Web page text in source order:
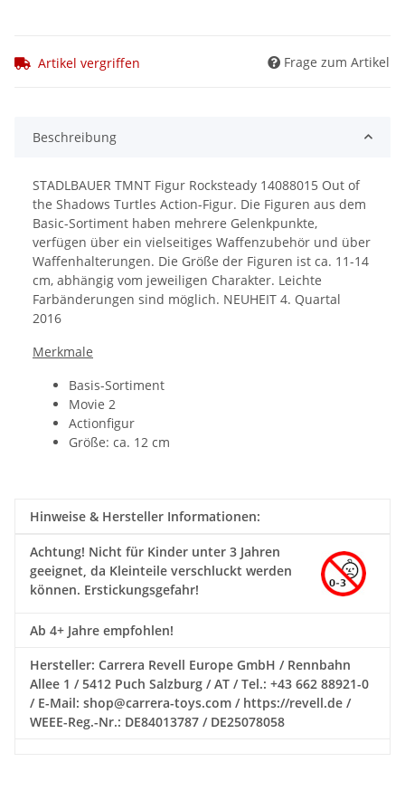
Artikel vergriffen Frage zum Artikel
Beschreibung
STADLBAUER TMNT Figur Rocksteady 14088015 Out of
the Shadows Turtles Action-Figur. Die Figuren aus dem
Basic-Sortiment haben mehrere Gelenkpunkte,
verfügen über ein vielseitiges Waffenzubehör und über
Waffenhalterungen. Die Größe der Figuren ist ca. 11-14
cm, abhängig vom jeweiligen Charakter. Leichte
Farbänderungen sind möglich. NEUHEIT 4. Quartal
2016
Merkmale
Basis-Sortiment
Movie 2
Actionfigur
Größe: ca. 12 cm
Hinweise & Hersteller Informationen:
Achtung! Nicht für Kinder unter 3 Jahren
geeignet, da Kleinteile verschluckt werden
können. Erstickungsgefahr!
Ab 4+ Jahre empfohlen!
Hersteller: Carrera Revell Europe GmbH / Rennbahn
Allee 1 / 5412 Puch Salzburg / AT / Tel.: +43 662 88921-0
/ E-Mail: shop@carrera-toys.com / https://revell.de /
WEEE-Reg.-Nr.: DE84013787 / DE25078058